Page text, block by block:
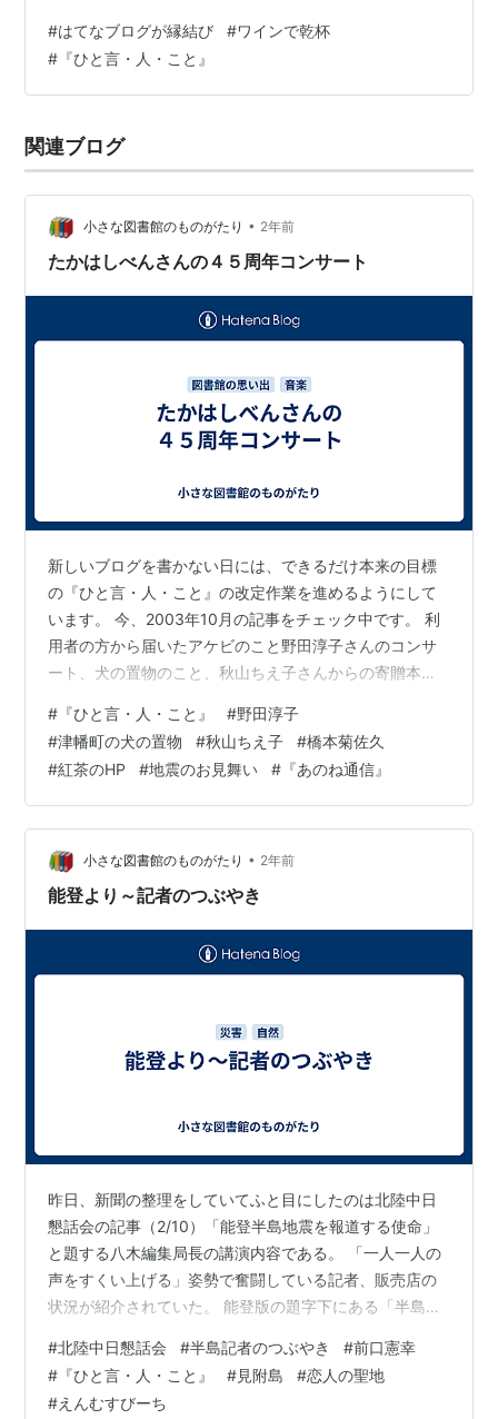
な奇跡が生まれるんですねぇ。 有屋さんが発信している
極上のシンプルライフスタイルがいいし 誰かのブログ
で…笑顔をもらったり、教えられたり、癒されたり、励
し」がいるというくまこさんの言葉にも共鳴する。 人と
人が、心と心が、寄り添い、こう…
#はてなブログが縁結び #ワインで乾杯
# 『ひと言・人・こと』
関連ブログ
小さな図書館のものがたり • 2年前
たかはしべんさんの４５周年コンサート
新しいブログを書かない日には、できるだけ本来の目標
の『ひと言・人・こと』の改定作業を進めるようにして
います。 今、2003年10月の記事をチェック中です。 利
用者の方から届いたアケビのこと野田淳子さんのコンサ
ート、犬の置物のこと、秋山ちえ子さんからの寄贈本、
じかんのこと、、、この頃だったんだ～、スウさんの紅
茶のHPができたのは。 ＊～＊～＊ 10月18日、19日は、
津幡町と高松町、二日続きで、たかはしべんさんのコン
サートのこと。
https://hitokoto2020.hatenablog.com/entry/2003/10/1
8/00000…
# 『ひと言・人・こと』 #野田淳子
#津幡町の犬の置物 #秋山ちえ子 #橋本菊佐久
#紅茶のHP #地震のお見舞い # 『あのね通信』
小さな図書館のものがたり • 2年前
能登より～記者のつぶやき
昨日、新聞の整理をしていてふと目にしたのは北陸中日
懇話会の記事（2/10）「能登半島地震を報道する使命」
と題する八木編集局長の講演内容である。 「一人一人の
声をすくい上げる」姿勢で奮闘している記者、販売店の
状況が紹介されていた。 能登版の題字下にある「半島記
とも知った。東京新聞にも掲載され大きな反響を呼んで
いるとか。 たしか、地震前までは、能登地方の通信部の
記者さんがかわるがわる担当していたコーナーである。
#北陸中日懇話会 #半島記者のつぶやき #前口憲幸
# 『ひと言・人・こと』 #見附島 #恋人の聖地
#えんむすびーち